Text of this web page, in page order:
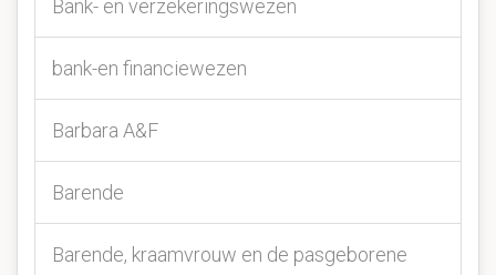
Bank- en verzekeringswezen
bank-en financiewezen
Barbara A&F
Barende
Barende, kraamvrouw en de pasgeborene